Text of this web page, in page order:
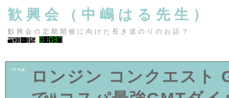
歓興会（中嶋はる先生）
歓興会の定期開催に向けた長き道のりのお話？
ロンジン コンクエスト